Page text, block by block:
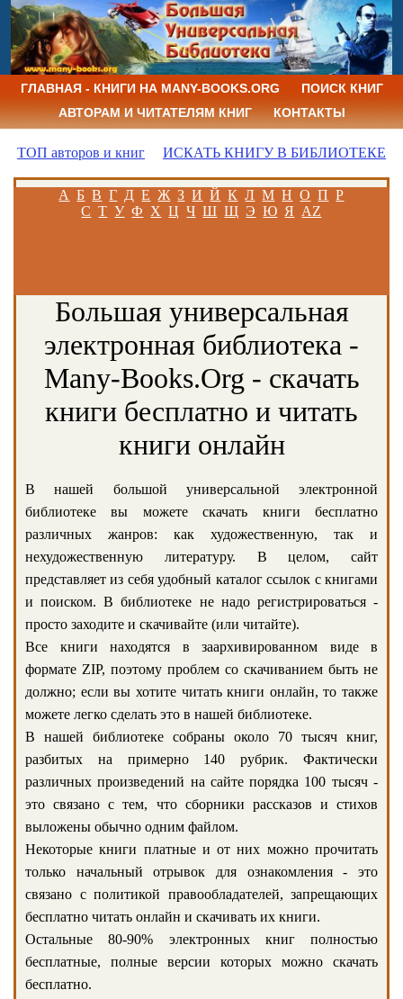
ГЛАВНАЯ - КНИГИ НА MANY-BOOKS.ORG
ПОИСК КНИГ
АВТОРАМ И ЧИТАТЕЛЯМ КНИГ
КОНТАКТЫ
ТОП авторов и книг ИСКАТЬ КНИГУ В БИБЛИОТЕКЕ
А Б В Г Д Е Ж З И Й К Л М Н О П Р
С Т У Ф Х Ц Ч Ш Щ Э Ю Я AZ
Большая универсальная
электронная библиотека -
Many-Books.Org - скачать
книги бесплатно и читать
книги онлайн
В нашей большой универсальной электронной
библиотеке вы можете скачать книги бесплатно
различных жанров: как художественную, так и
нехудожественную литературу. В целом, сайт
представляет из себя удобный каталог ссылок с книгами
и поиском. В библиотеке не надо регистрироваться -
просто заходите и скачивайте (или читайте).
Все книги находятся в заархивированном виде в
формате ZIP, поэтому проблем со скачиванием быть не
должно; если вы хотите читать книги онлайн, то также
можете легко сделать это в нашей библиотеке.
В нашей библиотеке собраны около 70 тысяч книг,
разбитых на примерно 140 рубрик. Фактически
различных произведений на сайте порядка 100 тысяч -
это связано с тем, что сборники рассказов и стихов
выложены обычно одним файлом.
Некоторые книги платные и от них можно прочитать
только начальный отрывок для ознакомления - это
связано с политикой правообладателей, запрещающих
бесплатно читать онлайн и скачивать их книги.
Остальные 80-90% электронных книг полностью
бесплатные, полные версии которых можно скачать
бесплатно.